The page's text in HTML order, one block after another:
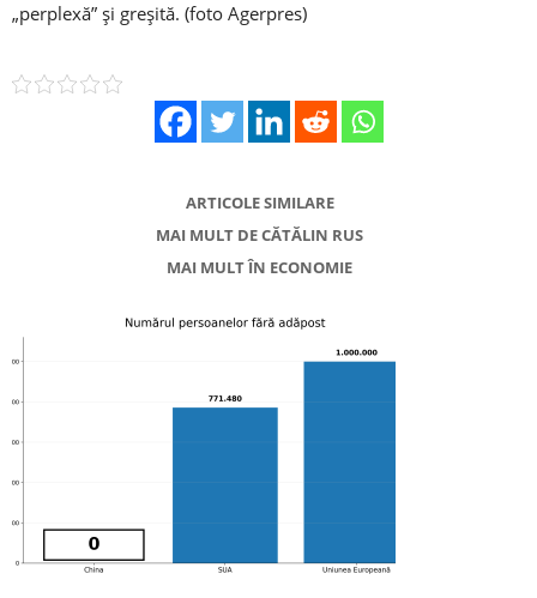
„perplexă” și greșită. (foto Agerpres)
ARTICOLE SIMILARE
MAI MULT DE CĂTĂLIN RUS
MAI MULT ÎN ECONOMIE